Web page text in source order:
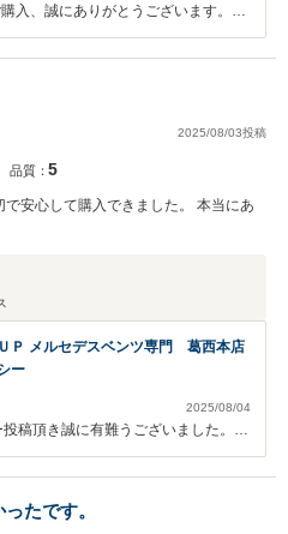
入、誠にありがとうございます。ま
事、担当セールスはもちろん、スタ
後とも末永いお付き合いをどうぞよ
2025/08/03投稿
品質：5
安心して購入できました。 本当にあ
Ｐ メルセデスベンツ専門 葛西本店
ー
2025/08/04
稿頂き誠に有難うございました。今
前回に引き続き状態を含め良いお車
ドやスペックもアップしております
楽しみ頂けると思いますが、何かお
にご連絡下さい。今後とも末永いお
たです。